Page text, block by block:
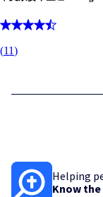
(11)
Helping
Know the